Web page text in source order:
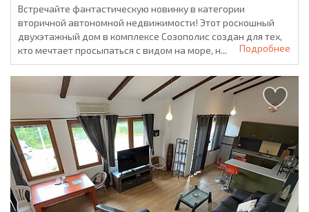
Встречайте фантастическую новинку в категории
вторичной автономной недвижимости! Этот роскошный
двухэтажный дом в комплексе Созополис создан для тех,
кто мечтает просыпаться с видом на море, н...
Подробнее